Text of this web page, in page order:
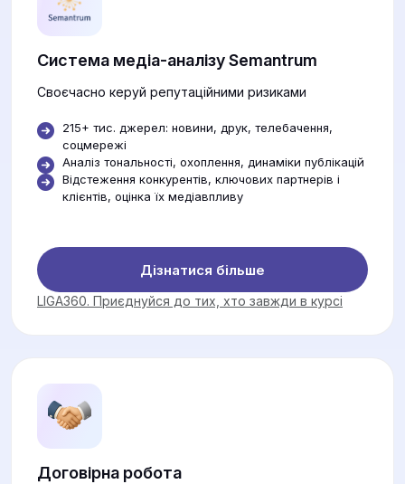
Система медіа-аналізу Semantrum
Своєчасно керуй репутаційними ризиками
215+ тис. джерел: новини, друк, телебачення,
соцмережі
Аналіз тональності, охоплення, динаміки публікацій
Відстеження конкурентів, ключових партнерів і
клієнтів, оцінка їх медіавпливу
Дізнатися більше
LIGA360. Приєднуйся до тих, хто завжди в курсі
Договірна робота